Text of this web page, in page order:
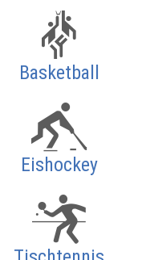
Basketball
Eishockey